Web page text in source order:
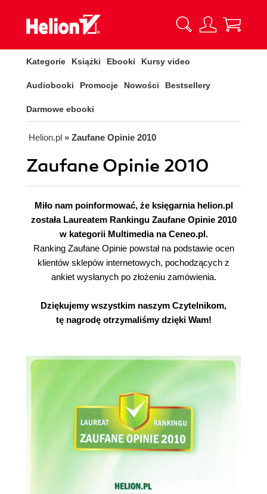
Kategorie Książki Ebooki Kursy video
Audiobooki Promocje Nowości Bestsellery
Darmowe ebooki
Helion.pl » Zaufane Opinie 2010
Zaufane Opinie 2010
Miło nam poinformować, że księgarnia helion.pl
została Laureatem Rankingu Zaufane Opinie 2010
w kategorii Multimedia na Ceneo.pl.
Ranking Zaufane Opinie powstał na podstawie ocen
klientów sklepów internetowych, pochodzących z
ankiet wysłanych po złożeniu zamówienia.
Dziękujemy wszystkim naszym Czytelnikom,
tę nagrodę otrzymaliśmy dzięki Wam!